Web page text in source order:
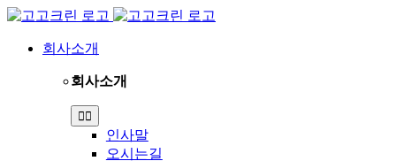
Skip
content회사소개
회사소개
Toggle
Navigation
인사말
오시는길